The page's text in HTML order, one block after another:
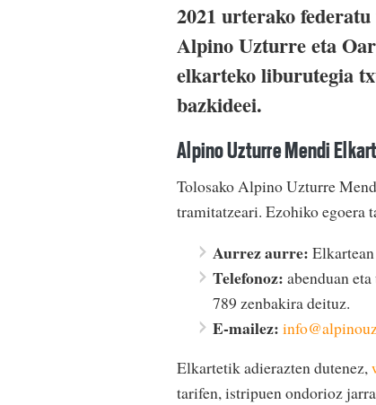
2021 urterako
Alpino Uzturre eta
elkarteko liburutegia
bazkideei.
Alpino Uzturre Mendi
Tolosako Alpino Uzturre
tramitatzeari. Ezohiko egoera
Aurrez aurre:
Telefonoz: abenduan
789 zenbakira deituz.
E-mailez:
Elkartetik adierazten dutenez,
tarifen, istripuen ondorioz